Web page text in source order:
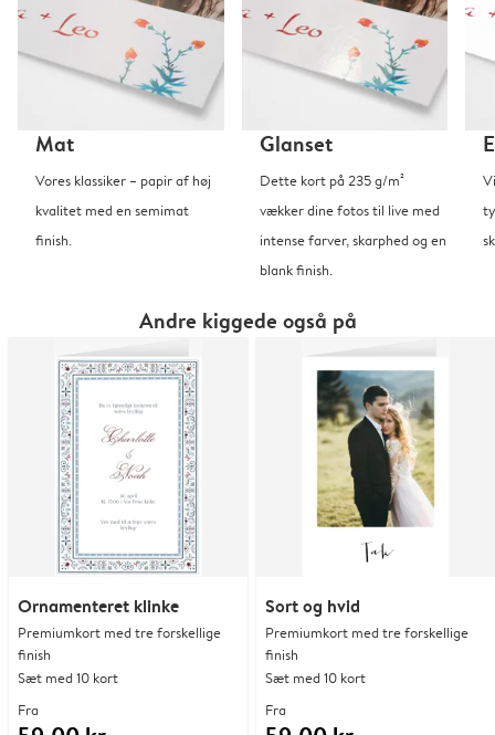
Mat
Vores klassiker – papir af høj
kvalitet med en semimat
finish.
Glanset
Dette kort på 235 g/m²
vækker dine fotos til live med
intense farver, skarphed og en
blank finish.
Andre kiggede også på
Ornamenteret klinke
Premiumkort med tre forskellige
finish
Sæt med 10 kort
Fra
Sort og hvid
Premiumkort med tre forskellige
finish
Sæt med 10 kort
Fra